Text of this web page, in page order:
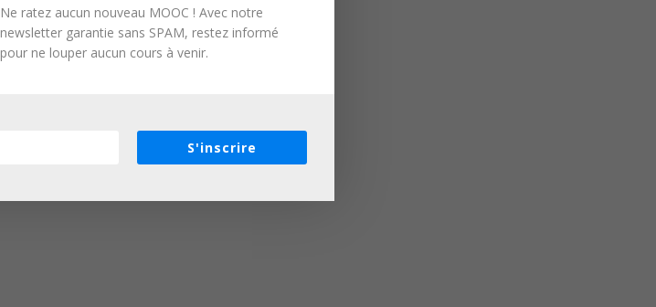
Ne ratez aucun nouveau MOOC ! Avec notre
newsletter garantie sans SPAM, restez informé
pour ne louper aucun cours à venir.
S'inscrire